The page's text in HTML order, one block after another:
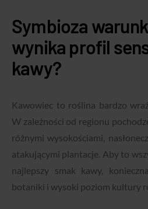
Symbioza
wynika profil
kawy?
Kawowiec to roślina bardzo
W zależności od regionu
różnymi wysokościami,
atakującymi plantacje. Aby to
najlepszy smak kawy,
botaniki i wysoki poziom kultury